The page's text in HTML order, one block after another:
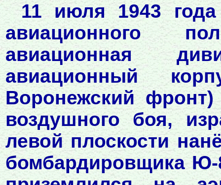
11 июля 1943 года
авиационного
авиационная
авиационный
Воронежский
воздушного боя,
левой плоскости
бомбардировщика Ю-